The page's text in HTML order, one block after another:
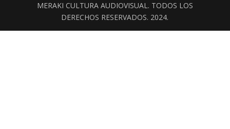
MERAKI CULTURA AUDIOVISUAL. TODOS LOS
DERECHOS RESERVADOS. 2024.